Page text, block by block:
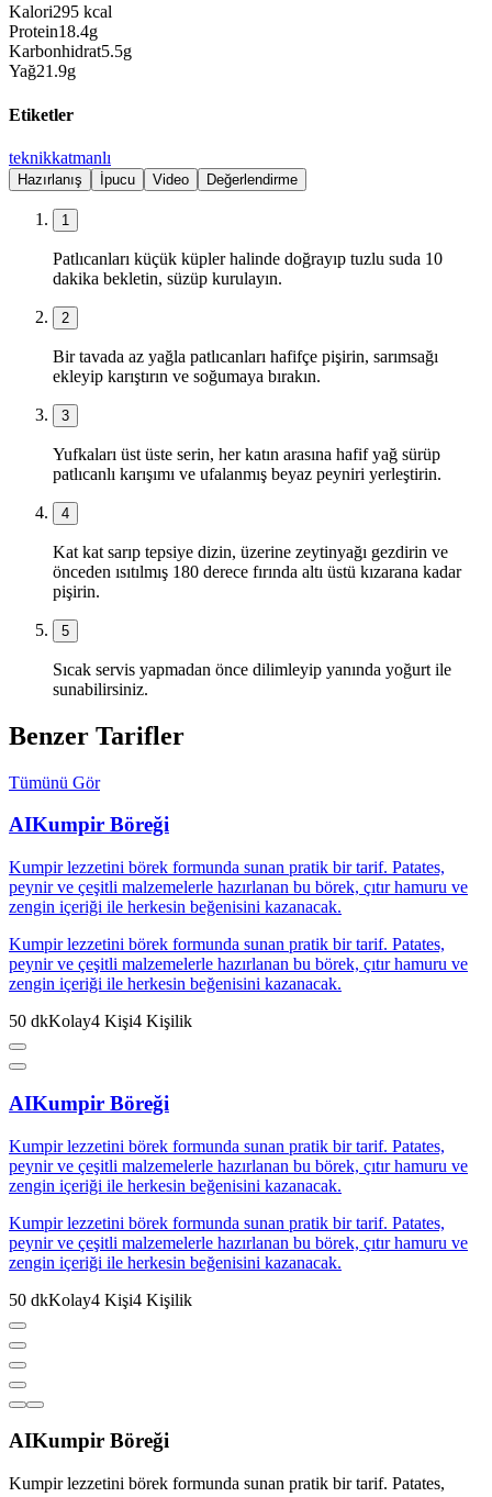
Kalori295 kcal
Protein18.4g
Karbonhidrat5.5g
Yağ21.9g
Etiketler
teknikkatmanlı
Hazırlanış İpucu Video Değerlendirme
1
Patlıcanları küçük küpler halinde doğrayıp tuzlu suda 10
dakika bekletin, süzüp kurulayın.
2
Bir tavada az yağla patlıcanları hafifçe pişirin, sarımsağı
ekleyip karıştırın ve soğumaya bırakın.
3
Yufkaları üst üste serin, her katın arasına hafif yağ sürüp
patlıcanlı karışımı ve ufalanmış beyaz peyniri yerleştirin.
4
Kat kat sarıp tepsiye dizin, üzerine zeytinyağı gezdirin ve
önceden ısıtılmış 180 derece fırında altı üstü kızarana kadar
pişirin.
5
Sıcak servis yapmadan önce dilimleyip yanında yoğurt ile
sunabilirsiniz.
Benzer Tarifler
Tümünü Gör
AIKumpir Böreği
Kumpir lezzetini börek formunda sunan pratik bir tarif. Patates,
peynir ve çeşitli malzemelerle hazırlanan bu börek, çıtır hamuru ve
zengin içeriği ile herkesin beğenisini kazanacak.
Kumpir lezzetini börek formunda sunan pratik bir tarif. Patates,
peynir ve çeşitli malzemelerle hazırlanan bu börek, çıtır hamuru ve
zengin içeriği ile herkesin beğenisini kazanacak.
50 dkKolay4 Kişi4 Kişilik
AIKumpir Böreği
Kumpir lezzetini börek formunda sunan pratik bir tarif. Patates,
peynir ve çeşitli malzemelerle hazırlanan bu börek, çıtır hamuru ve
zengin içeriği ile herkesin beğenisini kazanacak.
Kumpir lezzetini börek formunda sunan pratik bir tarif. Patates,
peynir ve çeşitli malzemelerle hazırlanan bu börek, çıtır hamuru ve
zengin içeriği ile herkesin beğenisini kazanacak.
50 dkKolay4 Kişi4 Kişilik
AIKumpir Böreği
Kumpir lezzetini börek formunda sunan pratik bir tarif. Patates,